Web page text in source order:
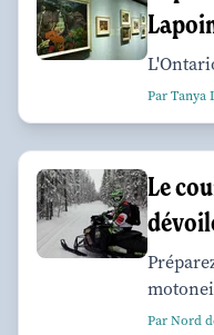
Par Tanya
Le
Par Nord